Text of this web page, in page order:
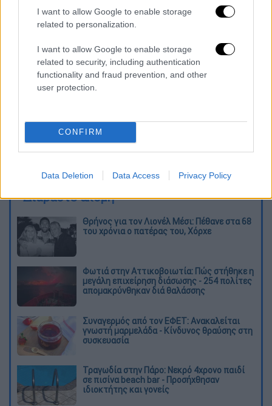
I want to allow Google to enable storage
related to personalization.
I want to allow Google to enable storage
related to security, including authentication
functionality and fraud prevention, and other
user protection.
CONFIRM
Data Deletion Data Access Privacy Policy
Τα σχολιά σας δημοσιεύονται άμεσα με δική σας ευθύνη. Το
ΕΘΝΟΣ θα παρεμβαίνει και τα προσβλητικά σχόλια θα
καταχώρηση
Διαβάστε ακόμη
Θρήνος για τον Λιονέλ Μέσι: Πέθανε στα 68
του χρόνια ο πατέρας του, Χόρχε
Φωτιά στην Αττικοβοιωτία: Πώς στήθηκε η
μεγάλη επιχείρηση διάσωσης - 254 πολίτες
απομακρύνθηκαν διά θαλάσσης
Συναγερμός από τον ΕΦΕΤ: Ανακαλείται
γνωστή μαρμελάδα - Κίνδυνος θραύσης στη
συσκευασία
Τραγωδία στην Πάρο: Νεκρό 4χρονο παιδί
σε πισίνα beach bar - Προσήχθησαν
ιδιοκτήτης και γονείς